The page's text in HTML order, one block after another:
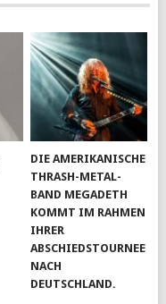
DIE AMERIKANISCHE
THRASH-METAL-
BAND MEGADETH
KOMMT IM RAHMEN
IHRER
ABSCHIEDSTOURNEE
NACH
DEUTSCHLAND.